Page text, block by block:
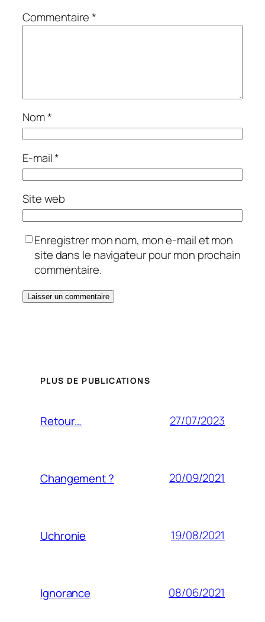
Commentaire*
Nom*
E-mail*
Site web
Enregistrer mon nom, mon e-mail et mon
site dans le navigateur pour mon prochain
commentaire.
PLUS DE PUBLICATIONS
Retour… 27/07/2023
Changement ? 20/09/2021
Uchronie 19/08/2021
Ignorance 08/06/2021